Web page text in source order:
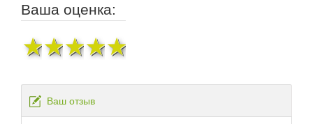
Ваша оценка:
4 звезды
3 звезды
2 звезды
1 звезда
Ваш отзыв